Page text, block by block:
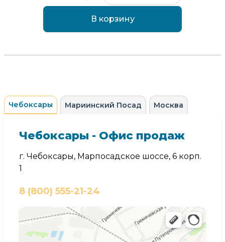
В корзину
Чебоксары Мариинский Посад Москва
Чебоксары - Офис продаж
г. Чебоксары, Марпосадское шоссе, 6 корп.
1
8 (800) 555-21-24